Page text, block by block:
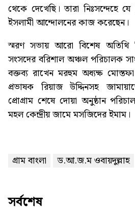
থেকে দেখেছি। তারা নিঃসন্দেহে
ইসলামী আন্দোলনের কাজ করেছেন।
স্মরণ সভায় আরো বিশেষ অতিথি
সংসদের বরিশাল অঞ্চল পরিচালক
বক্তব্য রাখেন মরহুম অধ্যক্ষ
প্রভাষক রিয়াজ উদ্দিনসহ
প্রোগ্রাম শেষে দোয়া অনুষ্ঠান
মহল কেন্দ্রীয় জামে মসজিদের ইমাম।
গ্রাম বাংলা ড.আ.জ.ম ওবায়দুল্লাহ
সর্বশেষ